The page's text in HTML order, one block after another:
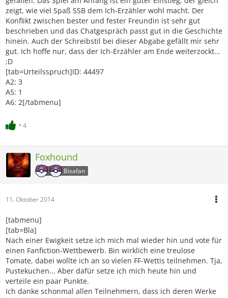
zeigt, wie viel Spaß SSB dem Ich-Erzähler wohl macht. Der
Konflikt zwischen bester und fester Freundin ist sehr gut
beschrieben und das Chatgespräch passt gut in die Geschichte
hinein. Auch der Schreibstil bei dieser Abgabe gefällt mir sehr
gut. Ich hoffe nur, dass der Ich-Erzähler am Ende weiterzockt...
;D
[tab=Urteilsspruch]ID: 44497
A2: 3
A5: 1
A6: 2[/tabmenu]
4
Foxhound
Bisafan
11. Oktober 2014
[tabmenu]
[tab=Bla]
Nach einer Ewigkeit setze ich mich mal wieder hin und vote für
einen Fanfiction-Wettbewerb. Bin wirklich eine treulose
Tomate, dabei wollte ich an so vielen FF-Wettis teilnehmen. Tja,
Pustekuchen... Aber dafür setze ich mich heute hin und
verteile ein paar Punkte.
Ich danke schonmal allen Teilnehmern, dass ich deren Werke